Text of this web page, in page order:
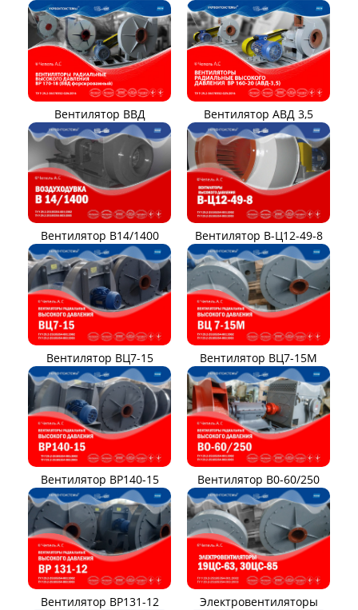
Вентилятор ВВД Вентилятор АВД 3,5
Вентилятор В14/1400 Вентилятор В-Ц12-49-8
Вентилятор ВЦ7-15 Вентилятор ВЦ7-15М
Вентилятор ВР140-15 Вентилятор В0-60/250
Вентилятор ВР131-12 Электровентиляторы